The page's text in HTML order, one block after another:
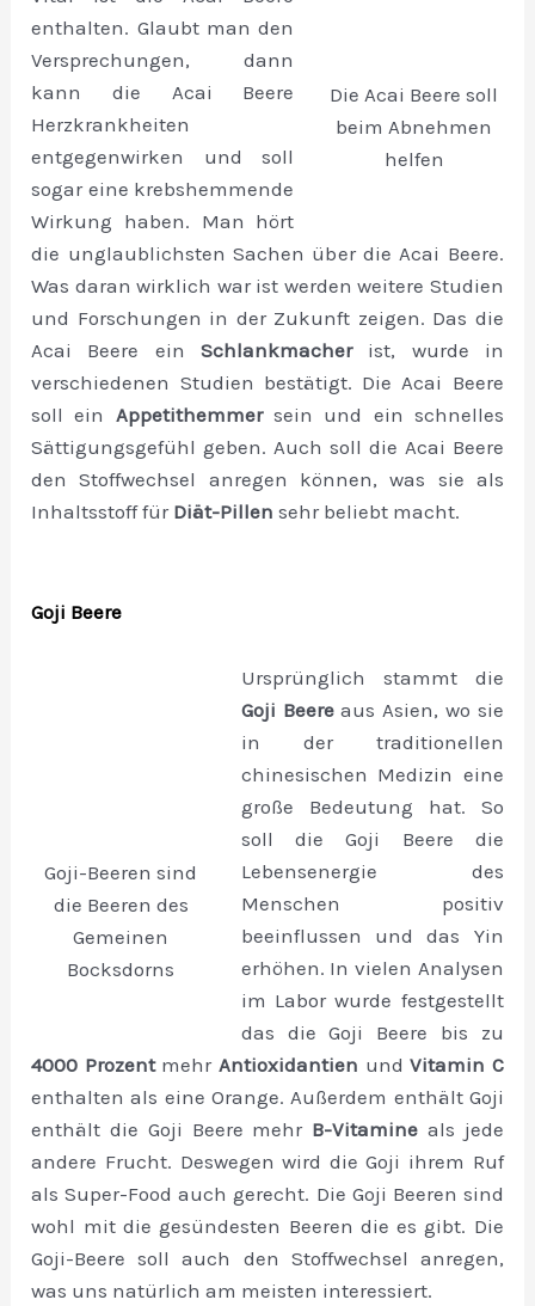
Die Acai Beere soll
beim Abnehmen
helfen
enthalten. Glaubt man den
Versprechungen, dann
kann die Acai Beere
Herzkrankheiten
entgegenwirken und soll
sogar eine krebshemmende
Wirkung haben. Man hört
die unglaublichsten Sachen über die Acai Beere.
Was daran wirklich war ist werden weitere Studien
und Forschungen in der Zukunft zeigen. Das die
Acai Beere ein Schlankmacherist, wurde in
verschiedenen Studien bestätigt. Die Acai Beere
soll ein Appetithemmersein und ein schnelles
Sättigungsgefühl geben. Auch soll die Acai Beere
den Stoffwechsel anregen können, was sie als
Inhaltsstoff für Diät-Pillen sehr beliebt macht.
Goji Beere
Goji-Beeren sind
die Beeren des
Gemeinen
Bocksdorns
Ursprünglich stammt die
Goji Beereaus Asien, wo sie
in der traditionellen
chinesischen Medizin eine
große Bedeutung hat. So
soll die Goji Beere die
Lebensenergie des
Menschen positiv
beeinflussen und das Yin
erhöhen. In vielen Analysen
im Labor wurde festgestellt
das die Goji Beere bis zu
4000 Prozentmehr Antioxidantien undVitamin C
enthalten als eine Orange. Außerdem enthält Goji
enthält die Goji Beere mehr B-Vitamine als jede
andere Frucht. Deswegen wird die Goji ihrem Ruf
als Super-Food auch gerecht. Die Goji Beeren sind
wohl mit die gesündesten Beeren die es gibt. Die
Goji-Beere soll auch den Stoffwechsel anregen,
was uns natürlich am meisten interessiert.